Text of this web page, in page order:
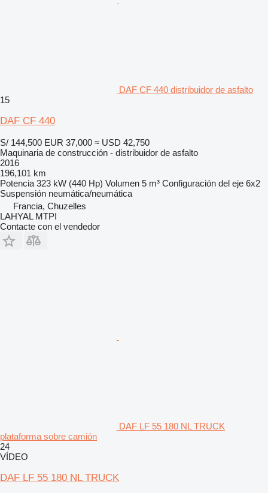
DAF CF 440 distribuidor de asfalto
15
DAF CF 440
S/ 144,500 EUR 37,000 ≈ USD 42,750
Maquinaria de construcción - distribuidor de asfalto
2016
196,101 km
Potencia 323 kW (440 Hp) Volumen 5 m³ Configuración del eje 6x2
Suspensión neumática/neumática
Francia, Chuzelles
LAHYAL MTPI
Contacte con el vendedor
DAF LF 55 180 NL TRUCK
plataforma sobre camión
24
VÍDEO
DAF LF 55 180 NL TRUCK